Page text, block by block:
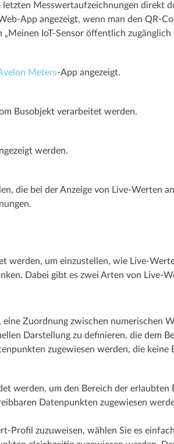
letzten Messwertaufzeichnungen direkt
App angezeigt, wenn man den QR-
IoT-Sensor öffentlich
Meters-App angezeigt.
Busobjekt verarbeitet werden.
werden.
die bei der Anzeige von Live-Werten
werden, um einzustellen, wie Live-
Dabei gibt es zwei Arten von Live-
Zuordnung zwischen numerischen
Darstellung zu definieren, die dem
zugewiesen werden, die keine
werden, um den Bereich der
Datenpunkten zugewiesen
Profil zuzuweisen, wählen Sie es